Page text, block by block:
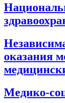
оказания
Медико-